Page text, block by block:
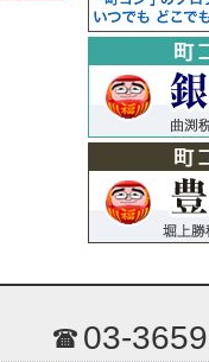
03-